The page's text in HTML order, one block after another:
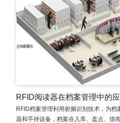
RFID阅读器在档案管理中的
RFID档案管理利用射频识别技术，为
器和手持设备，档案在入库、盘点、借